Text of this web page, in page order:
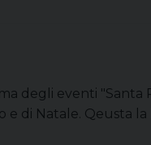
degli eventi
di Natale. Qeusta